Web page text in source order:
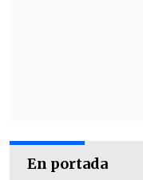
En portada